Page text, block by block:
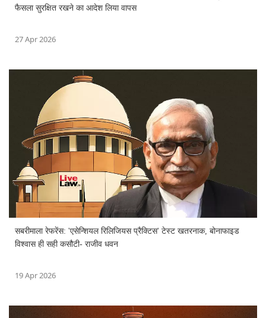
फैसला सुरक्षित रखने का आदेश लिया वापस
27 Apr 2026
सबरीमाला रेफरेंस: 'एसेन्शियल रिलिजियस प्रैक्टिस' टेस्ट खतरनाक, बोनाफाइड
विश्वास ही सही कसौटी- राजीव धवन
19 Apr 2026